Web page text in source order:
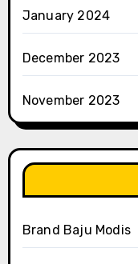
January 2024
December 2023
November 2023
Brand Baju Modis